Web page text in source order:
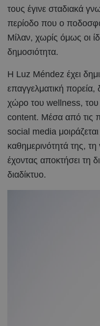
τους έγινε σταδιακά
περίοδο που ο
Μίλαν, χωρίς όμως οι
δημοσιότητα.
Η Luz Méndez έχει
επαγγελματική
χώρο του wellness, του
content. Μέσα από τις
social media
καθημερινότητά της,
έχοντας αποκτήσει τη
διαδίκτυο.